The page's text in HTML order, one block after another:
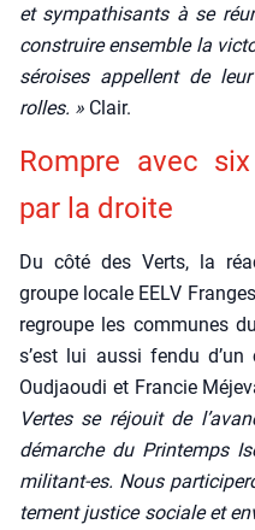
et sym­pa­thi­sants à se
construire ensemble la
sé­roises appellent de
rolles. » Clair.
Rompre avec
par la droite
Du côté des Verts, la
groupe locale EELV
regroupe les com­munes
s’est lui aus­si fen­du
Oud­jaou­di et Fran­cie
Vertes se réjouit de
démarche du Prin­temps
mili­tant-es. Nous
te­ment jus­tice sociale et